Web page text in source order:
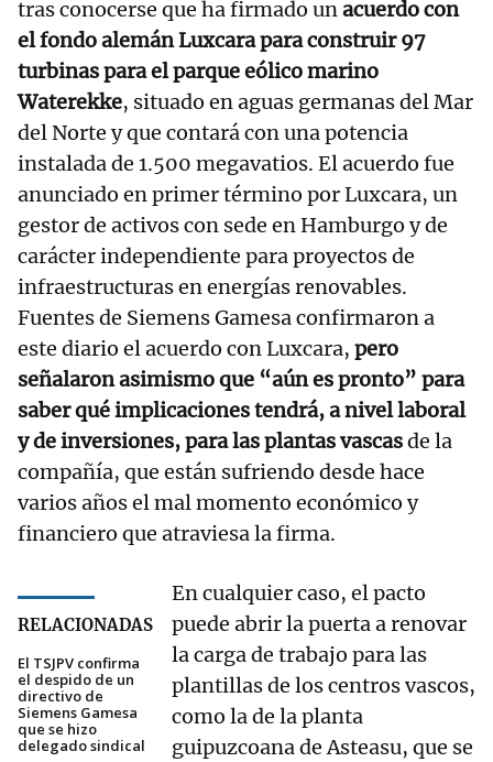
tras conocerse que ha firmado unacuerdo con
el fondo alemán Luxcara para construir 97
turbinas para el parque eólico marino
Waterekke, situado en aguas germanas del Mar
del Norte y que contará con una potencia
instalada de 1.500 megavatios. El acuerdo fue
anunciado en primer término por Luxcara, un
gestor de activos con sede en Hamburgo y de
carácter independiente para proyectos de
infraestructuras en energías renovables.
Fuentes de Siemens Gamesa confirmaron a
este diario el acuerdo con Luxcara, pero
señalaron asimismo que “aún es pronto” para
saber qué implicaciones tendrá, a nivel laboral
y de inversiones, para las plantas vascasde la
compañía, que están sufriendo desde hace
varios años el mal momento económico y
financiero que atraviesa la firma.
RELACIONADAS
El TSJPV confirma
el despido de un
directivo de
Siemens Gamesa
que se hizo
delegado sindical
En cualquier caso, el pacto
puede abrir la puerta a renovar
la carga de trabajo para las
plantillas de los centros vascos,
como la de la planta
guipuzcoana de Asteasu, que se